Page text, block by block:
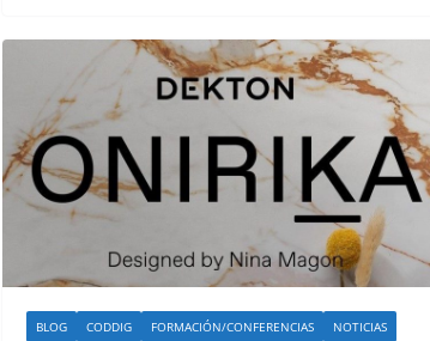
BLOG CODDIG FORMACIÓN/CONFERENCIAS NOTICIAS